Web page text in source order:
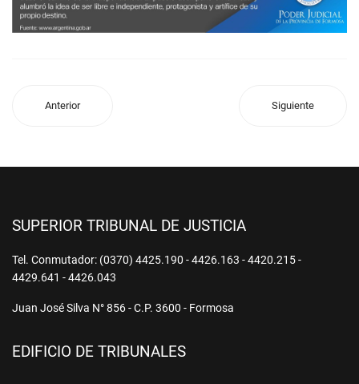
Anterior Siguiente
SUPERIOR TRIBUNAL DE JUSTICIA
Tel. Conmutador: (0370) 4425.190 - 4426.163 - 4420.215 -
4429.641 - 4426.043
Juan José Silva N° 856 - C.P. 3600 - Formosa
EDIFICIO DE TRIBUNALES